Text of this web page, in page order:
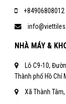
NHÀ MÁY &
Lô C9-10,
Thành phố Hồ Chí
Xã Thành